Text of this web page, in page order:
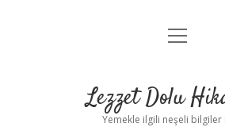
Anasayfa
Yasal Uyarı
menüyü
Lezzet Dolu
Yemekle ilgili neşeli bilgiler